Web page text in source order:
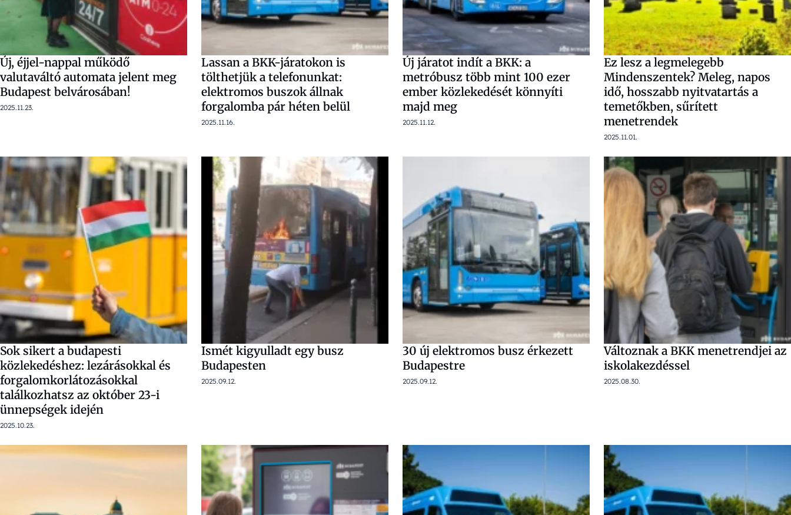
Új, éjjel-nappal működő
valutaváltó automata jelent meg
Budapest belvárosában!
2025.11.23.
Lassan a BKK-járatokon is
tölthetjük a telefonunkat:
elektromos buszok állnak
forgalomba pár héten belül
2025.11.16.
Új járatot indít a BKK: a
metróbusz több mint 100 ezer
ember közlekedését könnyíti
majd meg
2025.11.12.
Ez lesz a legmelegebb
Mindenszentek? Meleg, napos
idő, hosszabb nyitvatartás a
temetőkben, sűrített
menetrendek
2025.11.01.
Sok sikert a budapesti
közlekedéshez: lezárásokkal és
forgalomkorlátozásokkal
találkozhatsz az október 23-i
ünnepségek idején
2025.10.23.
Ismét kigyulladt egy busz
Budapesten
2025.09.12.
30 új elektromos busz érkezett
Budapestre
2025.09.12.
Változnak a BKK menetrendjei az
iskolakezdéssel
2025.08.30.